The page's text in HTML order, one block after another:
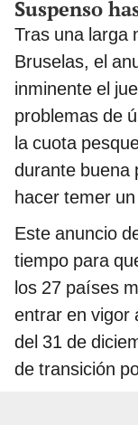
Suspenso
Tras una larga
Bruselas, el
inminente el
problemas de
la cuota
durante buena
hacer temer
Este anuncio
tiempo para
los 27 países
entrar en vigor
del 31 de
de transición